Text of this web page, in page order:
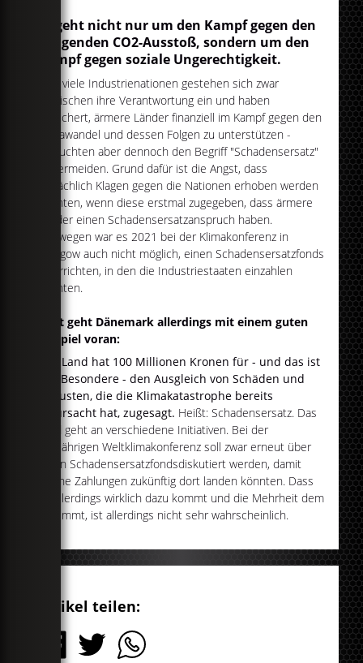
Es geht nicht nur um den Kampf gegen den
steigenden CO2-Ausstoß, sondern um den
Kampf gegen soziale Ungerechtigkeit.
Und viele Industrienationen gestehen sich zwar
inzwischen ihre Verantwortung ein und haben
versichert, ärmere Länder finanziell im Kampf gegen den
Klimawandel und dessen Folgen zu unterstützen -
versuchten aber dennoch den Begriff "Schadensersatz"
zu vermeiden. Grund dafür ist die Angst, dass
tatsächlich Klagen gegen die Nationen erhoben werden
könnten, wenn diese erstmal zugegeben, dass ärmere
Länder einen Schadensersatzanspruch haben.
Deswegen war es 2021 bei der Klimakonferenz in
Glasgow auch nicht möglich, einen Schadensersatzfonds
zu errichten, in den die Industriestaaten einzahlen
könnten.
Jetzt geht Dänemark allerdings mit einem guten
Beispiel voran:
Das Land hat 100 Millionen Kronen für - und das ist
das Besondere - den Ausgleich von Schäden und
Verlusten, die die Klimakatastrophe bereits
verursacht hat, zugesagt. Heißt: Schadensersatz. Das
Geld geht an verschiedene Initiativen. Bei der
diesjährigen Weltklimakonferenz soll zwar erneut über
einen Schadensersatzfondsdiskutiert werden, damit
solche Zahlungen zukünftig dort landen könnten. Dass
es allerdings wirklich dazu kommt und die Mehrheit dem
zustimmt, ist allerdings nicht sehr wahrscheinlich.
Artikel teilen: